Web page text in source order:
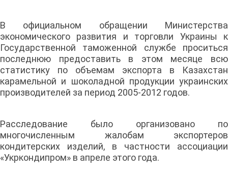
В официальном обращении Министерства
экономического развития и торговли Украины к
Государственной таможенной службе проситься
последнюю предоставить в этом месяце всю
статистику по объемам экспорта в Казахстан
карамельной и шоколадной продукции украинских
производителей за период 2005-2012 годов.
Расследование было организовано по
многочисленным жалобам экспортеров
кондитерских изделий, в частности ассоциации
«Укркондипром» в апреле этого года.